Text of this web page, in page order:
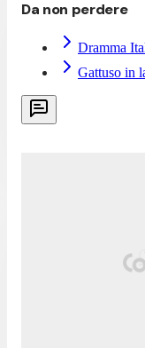
Da non perdere
Dramma
Gattuso in